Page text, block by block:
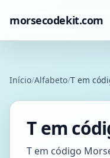
morsecodekit.com
Início/Alfabeto/T em
T em
T em código